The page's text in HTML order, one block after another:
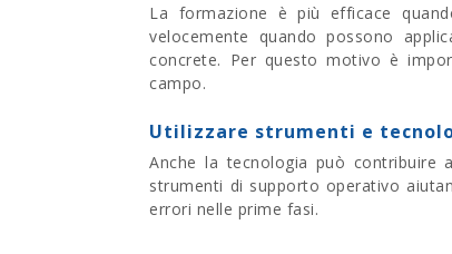
La formazione è più efficace
velocemente quando possono
concrete. Per questo motivo è
campo.
Utilizzare strumenti e
Anche la tecnologia può contribuire
strumenti di supporto operativo
errori nelle prime fasi.